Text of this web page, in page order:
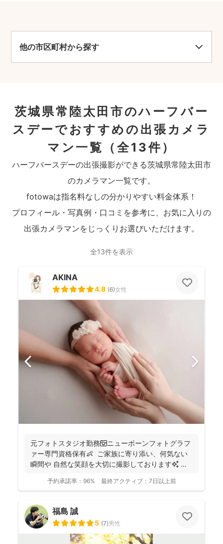
他の市区町村から探す
茨城県常陸太田市のハーフバー
スデーでおすすめの出張カメラ
マン一覧
（全13件）
ハーフバースデーの出張撮影ができる茨城県常陸太田市
のカメラマン一覧です。
fotowaは指名料なしの分かりやすい料金体系！
プロフィール・写真例・口コミを参考に、お気に入りの
出張カメラマンをじっくりお選びいただけます。
全13件を表示
AKINA
4.8 (6)女性
元フォトスタジオ勤務📷ニューボーンフォトグラフ
ァー専門資格保有👶 ご家族に寄り添い、何気ない
瞬間や 自然な笑顔を大切に撮影しております✨ ま
予約承諾率： 96% 最終アクティブ： 7日以上前
福島 誠
5 (7)男性